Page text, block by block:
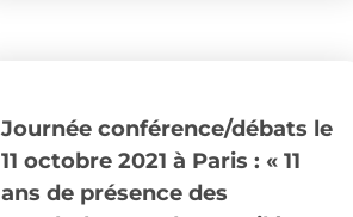
Journée conférence/débats le
11 octobre 2021 à Paris : « 11
ans de présence des